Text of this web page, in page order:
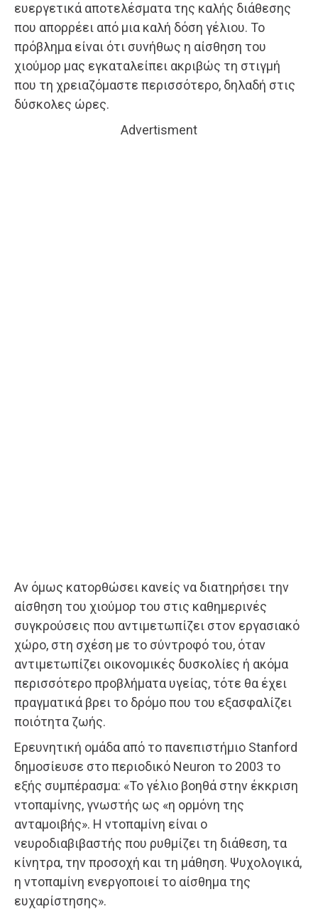
ευεργετικά αποτελέσματα της καλής διάθεσης
που απορρέει από μια καλή δόση γέλιου. Το
πρόβλημα είναι ότι συνήθως η αίσθηση του
χιούμορ μας εγκαταλείπει ακριβώς τη στιγμή
που τη χρειαζόμαστε περισσότερο, δηλαδή στις
δύσκολες ώρες.
Advertisment
Αν όμως κατορθώσει κανείς να διατηρήσει την
αίσθηση του χιούμορ του στις καθημερινές
συγκρούσεις που αντιμετωπίζει στον εργασιακό
χώρο, στη σχέση με το σύντροφό του, όταν
αντιμετωπίζει οικονομικές δυσκολίες ή ακόμα
περισσότερο προβλήματα υγείας, τότε θα έχει
πραγματικά βρει το δρόμο που του εξασφαλίζει
ποιότητα ζωής.
Ερευνητική ομάδα από το πανεπιστήμιο Stanford
δημοσίευσε στο περιοδικό Neuron το 2003 το
εξής συμπέρασμα: «Το γέλιο βοηθά στην έκκριση
ντοπαμίνης, γνωστής ως «η ορμόνη της
ανταμοιβής». Η ντοπαμίνη είναι ο
νευροδιαβιβαστής που ρυθμίζει τη διάθεση, τα
κίνητρα, την προσοχή και τη μάθηση. Ψυχολογικά,
η ντοπαμίνη ενεργοποιεί το αίσθημα της
ευχαρίστησης».